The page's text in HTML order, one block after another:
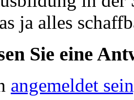
ja alles
Sie eine
angemeldet